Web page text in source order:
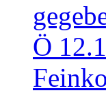
Ö